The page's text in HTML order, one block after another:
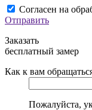
Согласен на
Отправить
Заказать
бесплатный замер
Как к вам
Пожалуйста,